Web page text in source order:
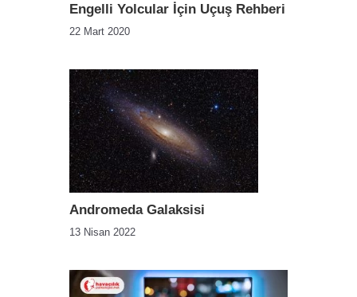
Engelli Yolcular İçin Uçuş Rehberi
22 Mart 2020
Andromeda Galaksisi
13 Nisan 2022